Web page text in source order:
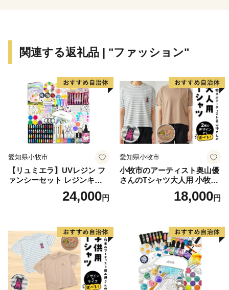
関連する返礼品 | "ファッション"
愛知県小牧市
【リュミエラ】UVレジン フ
ァンシーセット レジンキッ
ト ハンドメイド レジンクラ
フト アクセサリーキット 手
24,000円
愛知県小牧市
小牧市のアーティスト奥山優
さんのTシャツ大人用 小牧市
18,000円